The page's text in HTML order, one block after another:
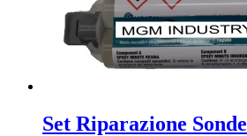
Set Riparazione Sonde